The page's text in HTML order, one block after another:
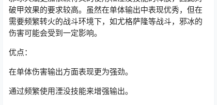
破甲效果的要求较高。虽然在单体输出中表现优秀，但在
需要频繁转火的战斗环境下，如尤格萨隆等战斗，邪冰的
伤害可能会受到一定影响。
优点：
在单体伤害输出方面表现更为强劲。
通过频繁使用湮没技能来增强输出。